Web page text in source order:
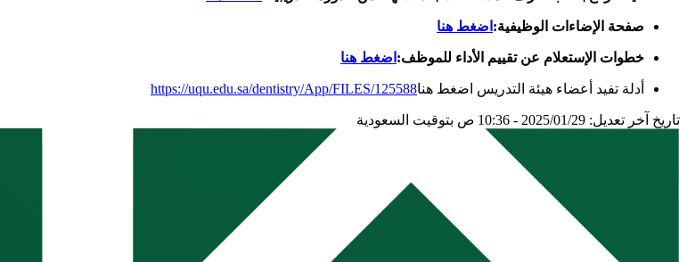
صفحة الإضاءات الوظيفية: اضغط هنا
خطوات الإستعلام عن تقييم الأداء للموظف: اضغط هنا
أدلة تفيد أعضاء هيئة التدريس اضغط هناhttps://uqu.edu.sa/dentistry/App/FILES/125588
تاريخ آخر تعديل: 2025/01/29 - 10:36 ص بتوقيت السعودية